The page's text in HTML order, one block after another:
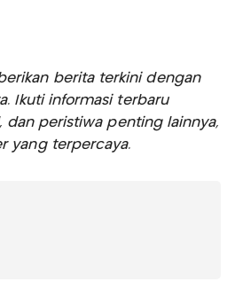
berita terkini dengan
Ikuti informasi terbaru
dan peristiwa penting lainnya,
yang terpercaya.